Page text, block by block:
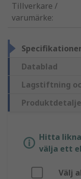
Tillverkare /
varumärke:
Datablad
Lagstiftning
Hitta
välja ett
Välj